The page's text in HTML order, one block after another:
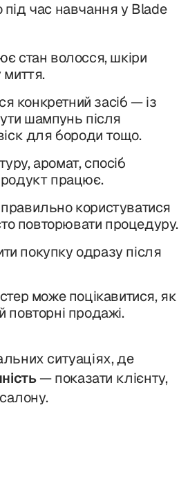
час навчання у Blade
стан волосся, шкіри
миття.
конкретний засіб — із
шампунь після
для бороди тощо.
аромат, спосіб
працює.
користуватися
повторювати процедуру.
покупку одразу після
може поцікавитися, як
продажі.
ситуаціях, де
— показати клієнту,